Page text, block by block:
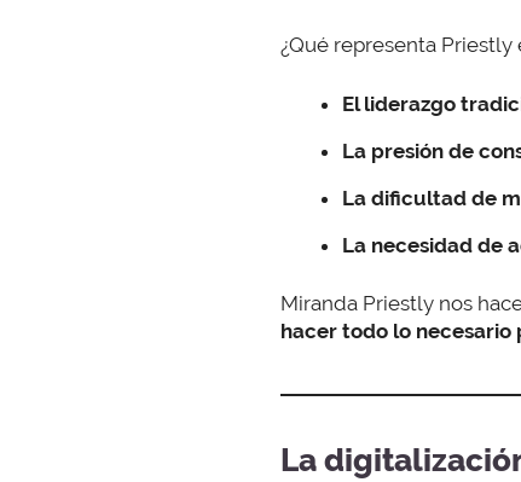
¿Qué representa Priestly
El liderazgo
La presión de
La dificultad de
La necesidad de
Miranda Priestly nos
hacer todo lo necesario
La